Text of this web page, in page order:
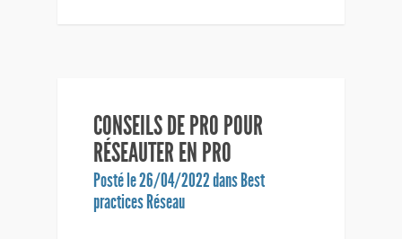
CONSEILS DE PRO POUR
RÉSEAUTER EN PRO
Posté le 26/04/2022 dansBest
practices Réseau